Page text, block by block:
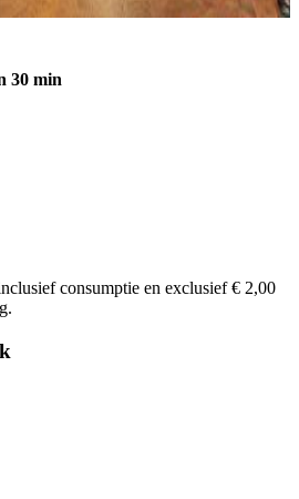
30 min
consumptie en exclusief € 2,00